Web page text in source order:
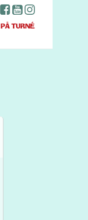
PÅ TURNÉ